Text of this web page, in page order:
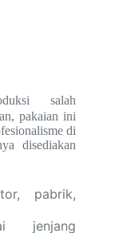
salah
, pakaian ini
di
disediakan
pabrik,
jenjang